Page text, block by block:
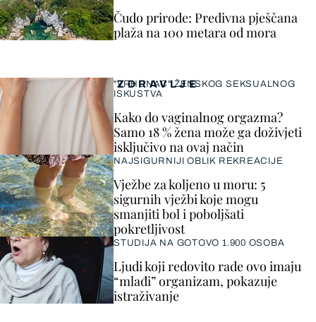
ZDRAVLJE
"VRHUNAC" ŽENSKOG SEKSUALNOG
ISKUSTVA
Kako do vaginalnog orgazma?
Samo 18 % žena može ga doživjeti
isključivo na ovaj način
NAJSIGURNIJI OBLIK REKREACIJE
Vježbe za koljeno u moru: 5
sigurnih vježbi koje mogu
smanjiti bol i poboljšati
pokretljivost
STUDIJA NA GOTOVO 1.900 OSOBA
Ljudi koji redovito rade ovo imaju
“mlađi” organizam, pokazuje
istraživanje
Čudo prirode: Predivna pješčana
plaža na 100 metara od mora